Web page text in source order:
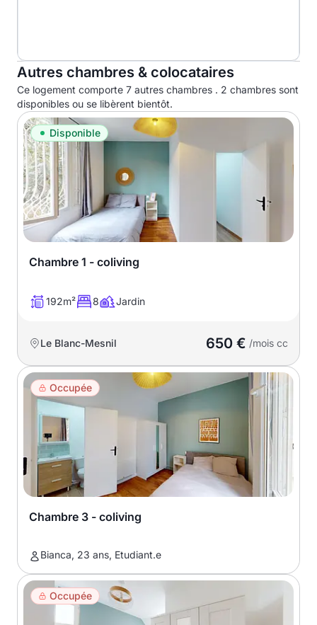
Autres chambres & colocataires
Ce logement comporte 7 autres chambres . 2 chambres sont
disponibles ou se libèrent bientôt.
Disponible
Chambre 1 - coliving
192m² 8 Jardin
Le Blanc-Mesnil 650 € /mois cc
Occupée
Chambre 3 - coliving
Bianca, 23 ans, Etudiant.e
Occupée